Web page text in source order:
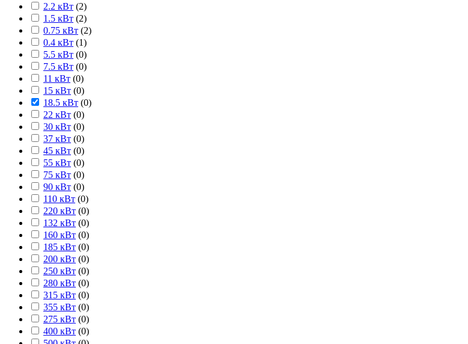
2.2 кВт (2)
1.5 кВт (2)
0.75 кВт (2)
0.4 кВт (1)
5.5 кВт (0)
7.5 кВт (0)
11 кВт (0)
15 кВт (0)
18.5 кВт (0)
22 кВт (0)
30 кВт (0)
37 кВт (0)
45 кВт (0)
55 кВт (0)
75 кВт (0)
90 кВт (0)
110 кВт (0)
220 кВт (0)
132 кВт (0)
160 кВт (0)
185 кВт (0)
200 кВт (0)
250 кВт (0)
280 кВт (0)
315 кВт (0)
355 кВт (0)
275 кВт (0)
400 кВт (0)